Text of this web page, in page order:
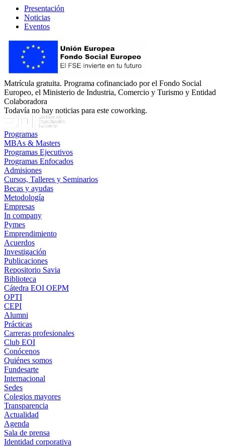
Presentación
Noticias
Eventos
Matrícula gratuita. Programa cofinanciado por el Fondo Social
Europeo, el Ministerio de Industria, Comercio y Turismo y Entidad
Colaboradora
Todavía no hay noticias para este coworking.
Programas
MBAs & Masters
Programas Ejecutivos
Programas Enfocados
Admisiones
Cursos, Talleres y Seminarios
Becas y ayudas
Metodología
Empresas
In company
Pymes
Emprendimiento
Acuerdos
Investigación
Publicaciones
Repositorio Savia
Biblioteca
Cátedra EOI OEPM
OPTI
CEPI
Alumni
Prácticas
Carreras profesionales
Club EOI
Conócenos
Quiénes somos
Fundesarte
Internacional
Sedes
Colegios mayores
Transparencia
Actualidad
Agenda
Sala de prensa
Identidad corporativa